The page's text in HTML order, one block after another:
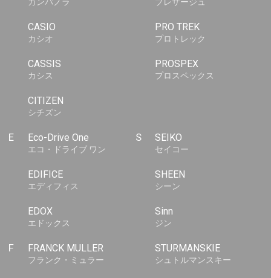
CASIO
カシオ
CASSIS
カシス
CITIZEN
シチズン
E Eco-Drive One
エコ・ドライブ ワン
EDIFICE
エディフィス
EDOX
エドックス
F FRANCK MULLER
フランク・ミュラー
PRO TREK
プロトレック
PROSPEX
プロスペックス
S SEIKO
セイコー
SHEEN
シーン
Sinn
ジン
STURMANSKIE
シュトルマンスキー